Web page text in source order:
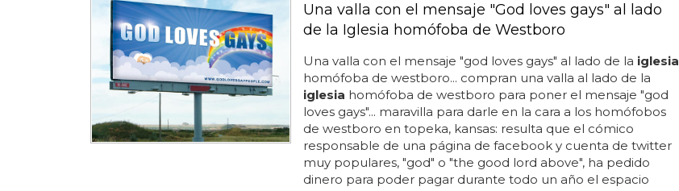
Una valla con el mensaje "God loves gays" al lado
de la Iglesia homófoba de Westboro
Una valla con el mensaje "god loves gays" al lado de la iglesia
homófoba de westboro... compran una valla al lado de la
iglesia homófoba de westboro para poner el mensaje "god
loves gays"... maravilla para darle en la cara a los homófobos
de westboro en topeka, kansas: resulta que el cómico
responsable de una página de facebook y cuenta de twitter
muy populares, "god" o "the good lord above", ha pedido
dinero para poder pagar durante todo un año el espacio